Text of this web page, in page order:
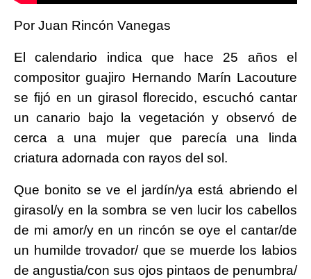
Por Juan Rincón Vanegas
El calendario indica que hace 25 años el
compositor guajiro Hernando Marín Lacouture
se fijó en un girasol florecido, escuchó cantar
un canario bajo la vegetación y observó de
cerca a una mujer que parecía una linda
criatura adornada con rayos del sol.
Que bonito se ve el jardín/ya está abriendo el
girasol/y en la sombra se ven lucir los cabellos
de mi amor/y en un rincón se oye el cantar/de
un humilde trovador/ que se muerde los labios
de angustia/con sus ojos pintaos de penumbra/